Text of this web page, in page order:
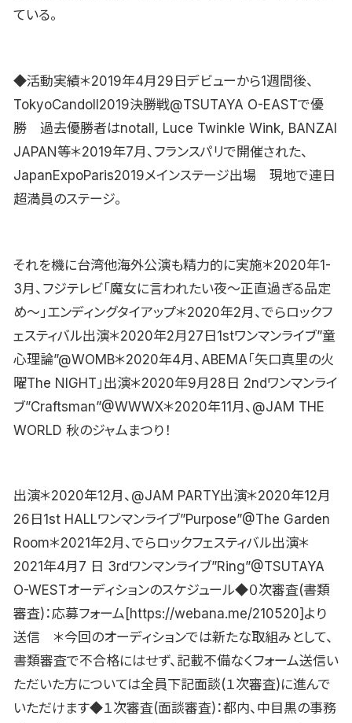
ている。
◆活動実績＊2019年4月29日デビューから1週間後、
TokyoCandoll2019決勝戦@TSUTAYA O-EASTで優
勝 過去優勝者はnotall, Luce Twinkle Wink, BANZAI
JAPAN等＊2019年7月、フランスパリで開催された、
JapanExpoParis2019メインステージ出場 現地で連日
超満員のステージ。
それを機に台湾他海外公演も精力的に実施＊2020年1-
3月、フジテレビ「魔女に言われたい夜〜正直過ぎる品定
め〜」エンディングタイアップ＊2020年2月、でらロックフ
ェスティバル出演＊2020年2月27日1stワンマンライブ”童
心理論”@WOMB＊2020年4月、ABEMA「矢口真里の火
曜The NIGHT」出演＊2020年9月28日 2ndワンマンライ
ブ”Craftsman”@WWWX＊2020年11月、@JAM THE
WORLD 秋のジャムまつり！
出演＊2020年12月、@JAM PARTY出演＊2020年12月
26日1st HALLワンマンライブ”Purpose”@The Garden
Room＊2021年2月、でらロックフェスティバル出演＊
2021年4月7 日 3rdワンマンライブ”Ring”@TSUTAYA
O-WESTオーディションのスケジュール◆０次審査(書類
審査)：応募フォーム[https://webana.me/210520]より
送信 ＊今回のオーディションでは新たな取組みとして、
書類審査で不合格にはせず、記載不備なくフォーム送信い
ただいた方については全員下記面談(１次審査)に進んで
いただけます◆１次審査(面談審査)：都内、中目黒の事務